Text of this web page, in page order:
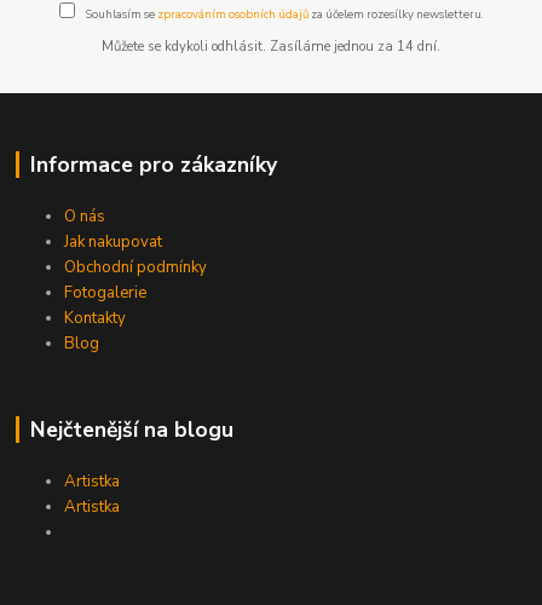
Souhlasím se zpracováním osobních údajůza účelem rozesílky newsletteru.
Můžete se kdykoli odhlásit. Zasíláme jednou za 14 dní.
Informace pro zákazníky
O nás
Jak nakupovat
Obchodní podmínky
Fotogalerie
Kontakty
Blog
Nejčtenější na blogu
Artistka
Artistka